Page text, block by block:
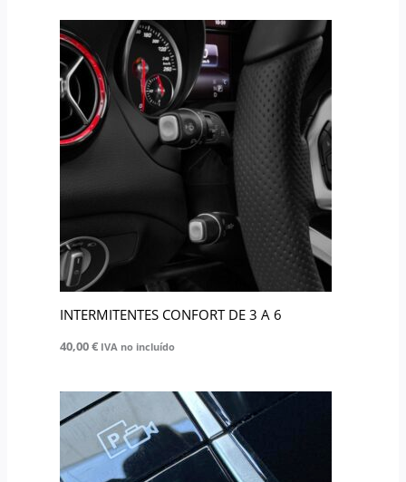
INTERMITENTES CONFORT DE 3 A 6
40,00€ IVA no incluído